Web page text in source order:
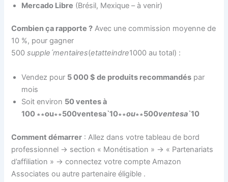
Mercado Libre (Brésil, Mexique – à venir)
Combien ça rapporte ? Avec une commission moyenne de
10 %, pour gagner
500supple ˊmentaires(etatteindre1000 au total) :
Vendez pour 5 000 $ de produits recommandés par
mois
Soit environ 50 ventes à
100 ∗∗ou∗∗500ventesaˋ10∗∗ou∗∗500ventesaˋ10
Comment démarrer : Allez dans votre tableau de bord
professionnel → section « Monétisation » → « Partenariats
d’affiliation » → connectez votre compte Amazon
Associates ou autre partenaire éligible .